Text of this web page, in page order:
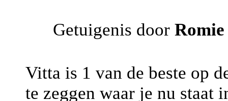
Getuigenis door Romie
Vitta is 1 van de beste op
te zeggen waar je nu staat